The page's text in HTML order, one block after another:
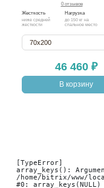
0 отзывов
46 460 ₽
Жесткость
ниже средней
жесткости
Нагрузка
до 150 кг на
спальное место
70х200
В корзину
[TypeError]
array_keys():
/home/bitrix/www/
#0: array_keys(NULL)